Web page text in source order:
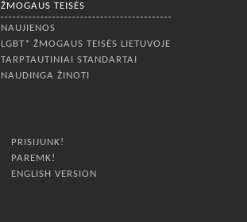
ŽMOGAUS TEISĖS
NAUJIENOS
LGBT* ŽMOGAUS TEISĖS LIETUVOJE
TARPTAUTINIAI STANDARTAI
NAUDINGA ŽINOTI
PRISIJUNK!
PAREMK!
ENGLISH VERSION